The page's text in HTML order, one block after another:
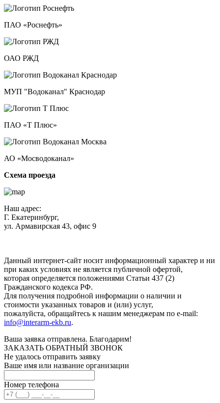
ПАО «Роснефть»
ОАО РЖД
МУП "Водоканал" Краснодар
ПАО «Т Плюс»
АО «Мосводоканал»
Схема проезда
Наш адрес:
Г. Екатеринбург,
ул. Армавирская 43, офис 9
Данный интернет-сайт носит информационный характер и ни
при каких условиях не является публичной офертой,
которая определяется положениями Статьи 437 (2)
Гражданского кодекса РФ.
Для получения подробной информации о наличии и
стоимости указанных товаров и (или) услуг,
пожалуйста, обращайтесь к нашим менеджерам по e-mail:
info@interarm-ekb.ru.
Ваша заявка отправлена. Благодарим!
ЗАКАЗАТЬ ОБРАТНЫЙ ЗВОНОК
Не удалось отправить заявку
Ваше имя или название организации
Номер телефона